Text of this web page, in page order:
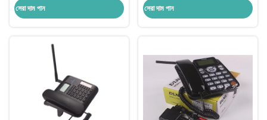
সেরা দাম পান
সেরা দাম পান